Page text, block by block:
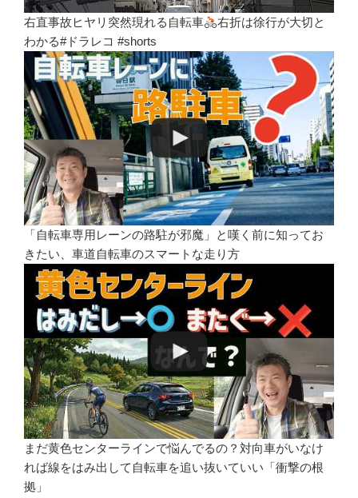
右直事故ヒヤリ突然現れる自転車
右折は徐行が大切と
わかる#ドラレコ #shorts
「自転車専用レーンの路駐が邪魔」と嘆く前に知ってお
きたい、車道自転車のスマートな走り方
まだ黄色センターラインで悩んでるの？対向車がいなけ
れば線をはみ出して自転車を追い抜いていい「衝撃の根
拠」